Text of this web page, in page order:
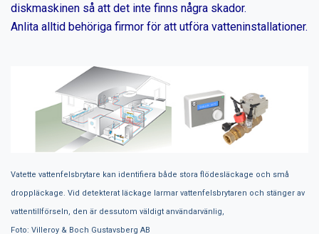
diskmaskinen så att det inte finns några skador.
Anlita alltid behöriga firmor för att utföra vatteninstallationer.
Vatette vattenfelsbrytare kan identifiera både stora flödesläckage och små
droppläckage. Vid detekterat läckage larmar vattenfelsbrytaren och stänger av
vattentillförseln, den är dessutom väldigt användarvänlig,
Foto: Villeroy & Boch Gustavsberg AB